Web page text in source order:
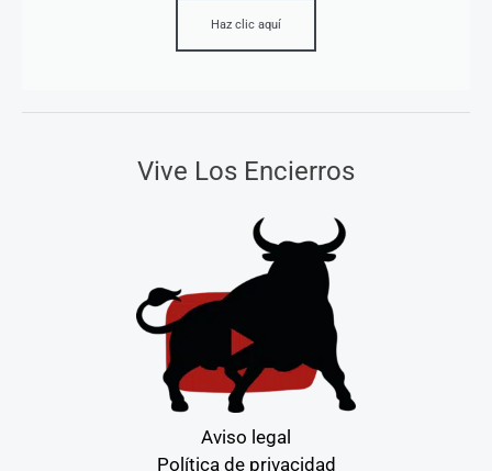
Haz clic aquí
Vive Los Encierros
Aviso legal
Política de privacidad